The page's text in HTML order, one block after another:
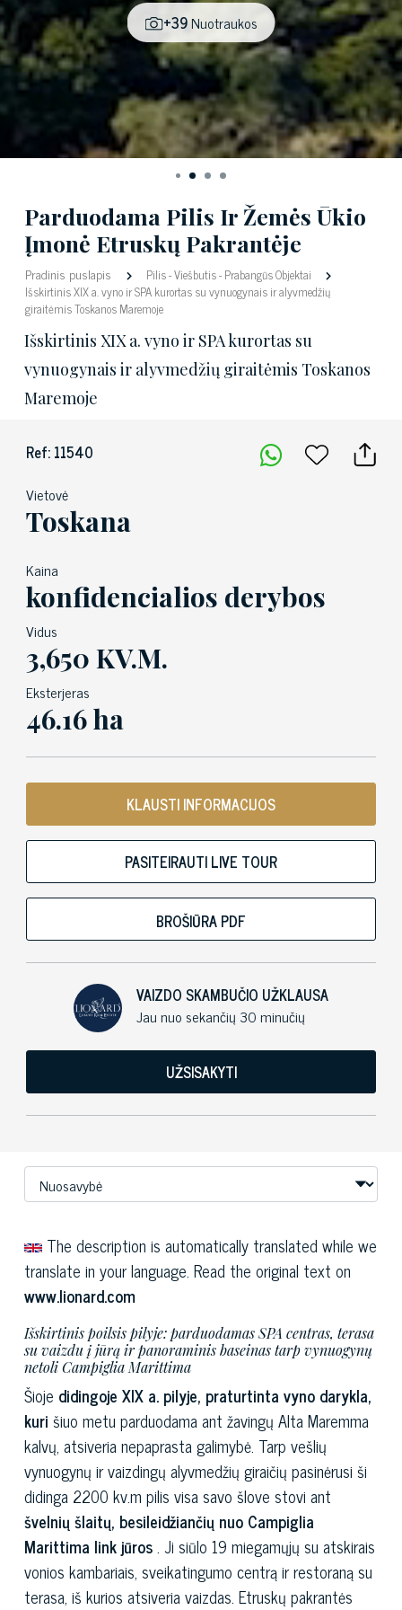
+39Nuotraukos
Parduodama Pilis Ir Žemės Ūkio
Įmonė Etruskų Pakrantėje
Pradinis puslapis Pilis-Viešbutis-Prabangūs Objektai
Išskirtinis XIX a. vyno ir SPA kurortas su vynuogynais ir alyvmedžių
giraitėmis Toskanos Maremoje
Išskirtinis XIX a. vyno ir SPA kurortas su
vynuogynais ir alyvmedžių giraitėmis Toskanos
Maremoje
Ref: 11540
Vietovė
Toskana
Kaina
konfidencialios derybos
Vidus
3,650 KV.M.
Eksterjeras
46.16 ha
KLAUSTI INFORMACIJOS
PASITEIRAUTI LIVE TOUR
BROŠIŪRA PDF
VAIZDO SKAMBUČIO UŽKLAUSA
Jau nuo sekančių 30 minučių
UŽSISAKYTI
The description is automatically translated while we
translate in your language. Read the original text on
www.lionard.com
Išskirtinis poilsis pilyje: parduodamas SPA centras, terasa
su vaizdu į jūrą ir panoraminis baseinas tarp vynuogynų
netoli Campiglia Marittima
Šioje didingoje XIX a. pilyje, praturtinta vyno darykla,
kuri šiuo metu parduodama ant žavingų Alta Maremma
kalvų, atsiveria nepaprasta galimybė. Tarp vešlių
vynuogynų ir vaizdingų alyvmedžių giraičių pasinėrusi ši
didinga 2200 kv.m pilis visa savo šlove stovi ant
švelnių šlaitų, besileidžiančių nuo Campiglia
Marittima link jūros. Ji siūlo 19 miegamųjų su atskirais
vonios kambariais, sveikatingumo centrą ir restoraną su
terasa, iš kurios atsiveria vaizdas. Etruskų pakrantės